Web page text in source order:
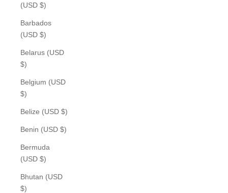
(USD $)
Barbados
(USD $)
Belarus (USD
$)
Belgium (USD
$)
Belize (USD $)
Benin (USD $)
Bermuda
(USD $)
Bhutan (USD
$)